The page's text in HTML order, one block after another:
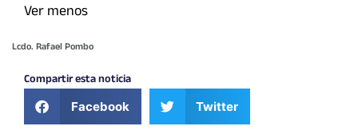
Ver menos
Lcdo. Rafael Pombo
Compartir esta noticia
Facebook Twitter